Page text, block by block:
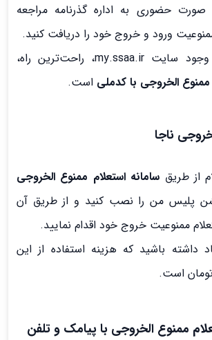
صورت حضوری به اداره گذرنامه مراجعه
ورود و خروج خود را دریافت کنید.
اما هم اکنون با وجود سایت my.ssaa.ir، راحت‌ترین راه،
ممنوع الخروجی با کدملی است.
ناجا
از طریق سامانه استعلام ممنوع الخروجی
پلیس من را نصب کنید و از طریق آن
ممنوعیت خروج خود اقدام نمایید.
داشته باشید که هزینه استفاده از این
ممنوع الخروجی با پیامک و تلفن